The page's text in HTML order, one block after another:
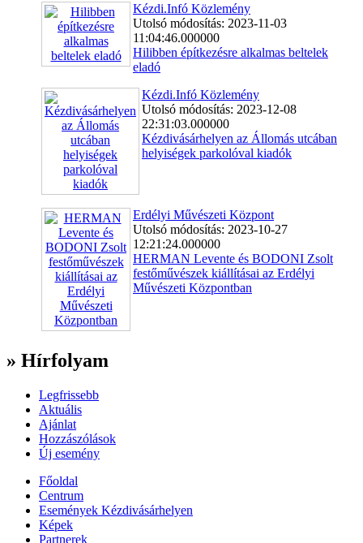
Kézdi.Infó Közlemény
Utolsó módosítás: 2023-11-03
11:04:46.000000
Hilibben építkezésre alkalmas beltelek
eladó
Kézdi.Infó Közlemény
Utolsó módosítás: 2023-12-08
22:31:03.000000
Kézdivásárhelyen az Állomás utcában
helyiségek parkolóval kiadók
Erdélyi Művészeti Központ
Utolsó módosítás: 2023-10-27
12:21:24.000000
HERMAN Levente és BODONI Zsolt
festőművészek kiállításai az Erdélyi
Művészeti Központban
» Hírfolyam
Legfrissebb
Aktuális
Ajánlat
Hozzászólások
Új esemény
Főoldal
Centrum
Események Kézdivásárhelyen
Képek
Partnerek